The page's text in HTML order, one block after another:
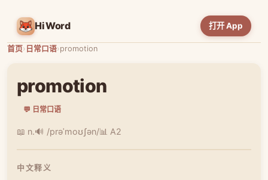
HiWord 打开 App
首页› 日常口语›promotion
promotion
💬 日常口语
📖 n.🔊 /prəˈmoʊʃən/📊 A2
中文释义